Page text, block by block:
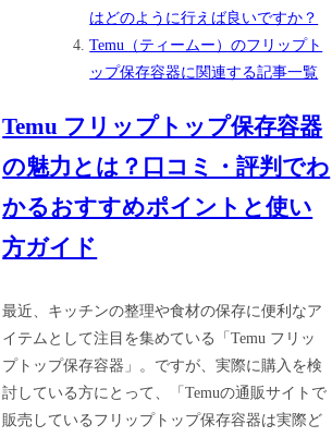
はどのように行えば良いですか？
Temu（ティームー）のフリップト
ップ保存容器に関連する記事一覧
Temu フリップトップ保存容器
の魅力とは？口コミ・評判でわ
かるおすすめポイントと使い
方ガイド
最近、キッチンの整理や食材の保存に便利なア
イテムとして注目を集めている「Temu フリッ
プトップ保存容器」。ですが、実際に購入を検
討している方にとって、「Temuの通販サイトで
販売しているフリップトップ保存容器は実際ど